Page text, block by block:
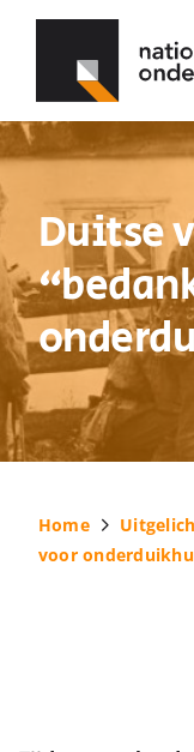
Duitse
Home
voor